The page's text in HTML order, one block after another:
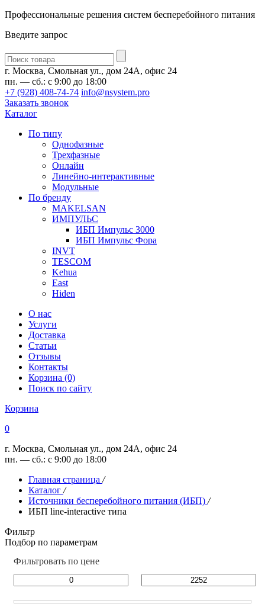
Профессиональные решения систем бесперебойного питания
Введите запрос
Введите
запрос
г. Москва, Смольная ул., дом 24А, офис 24
пн. — сб.: с 9:00 до 18:00
+7 (928) 408-74-74 info@nsystem.pro
Заказать звонок
Каталог
По типу
Однофазные
Трехфазные
Онлайн
Линейно-интерактивные
Модульные
По бренду
MAKELSAN
ИМПУЛЬС
ИБП Импульс 3000
ИБП Импульс Фора
INVT
TESCOM
Kehua
East
Hiden
О нас
Услуги
Доставка
Статьи
Отзывы
Контакты
Корзина (0)
Поиск по сайту
Корзина
0
г. Москва, Смольная ул., дом 24А, офис 24
пн. — сб.: с 9:00 до 18:00
Главная страница /
Каталог /
Источники бесперебойного питания (ИБП) /
ИБП line-interactive типа
Фильтр
Подбор по параметрам
Фильтровать по цене